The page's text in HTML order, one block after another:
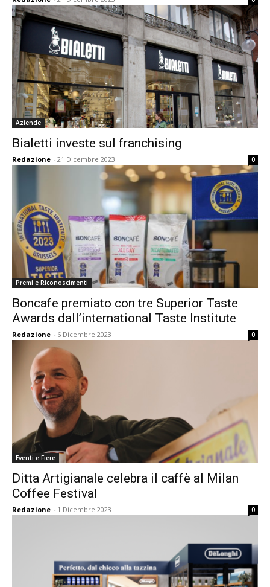
Aziende
Bialetti investe sul franchising
Redazione - 21 Dicembre 2023 0
Premi e Riconoscimenti
Boncafe premiato con tre Superior Taste
Awards dall’international Taste Institute
Redazione - 6 Dicembre 2023 0
Eventi e Fiere
Ditta Artigianale celebra il caffè al Milan
Coffee Festival
Redazione - 1 Dicembre 2023 0